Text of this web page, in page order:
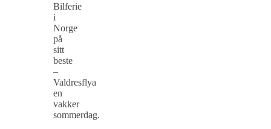
Bilferie
i
Norge
på
sitt
beste
–
Valdresflya
en
vakker
sommerdag.